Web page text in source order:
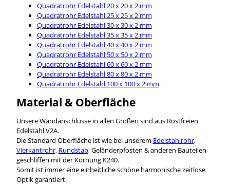
Quadratrohr Edelstahl 20 x 20 x 2 mm
Quadratrohr Edelstahl 25 x 25 x 2 mm
Quadratrohr Edelstahl 30 x 30 x 2 mm
Quadratrohr Edelstahl 35 x 35 x 2 mm
Quadratrohr Edelstahl 40 x 40 x 2 mm
Quadratrohr Edelstahl 50 x 50 x 2 mm
Quadratrohr Edelstahl 60 x 60 x 2 mm
Quadratrohr Edelstahl 80 x 80 x 2 mm
Quadratrohr Edelstahl 100 x 100 x 2 mm
Material & Oberfläche
Unsere Wandanschlüsse in allen Größen sind aus Rostfreien
Edelstahl V2A.
Die Standard Oberfläche ist wie bei unserem Edelstahlrohr,
Vierkantrohr, Rundstab, Geländerpfosten & anderen Bauteilen
geschliffen mit der Körnung K240.
Somit ist immer eine einheitliche schöne harmonische zeitlose
Optik garantiert.